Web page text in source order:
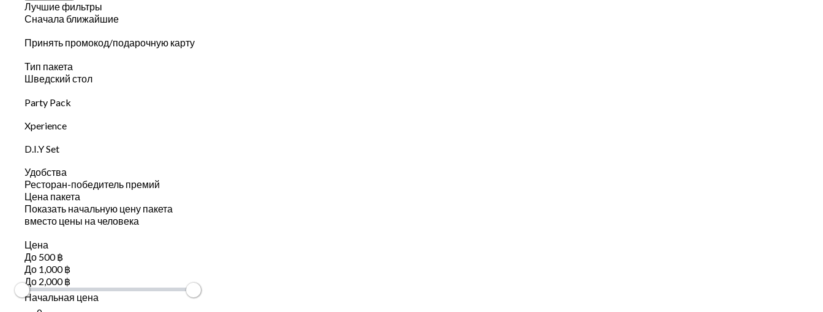
Лучшие фильтры
Сначала ближайшие
Принять промокод/подарочную карту
Тип пакета
Шведский стол
Party Pack
Xperience
D.I.Y Set
Удобства
Ресторан-победитель премий
Цена пакета
Показать начальную цену пакета
вместо цены на человека
Цена
До 500 ฿
До 1,000 ฿
До 2,000 ฿
Начальная цена